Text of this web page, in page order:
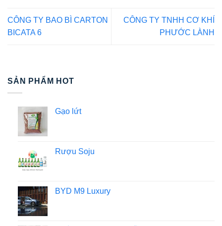
CÔNG TY BAO BÌ CARTON
BICATA 6
CÔNG TY TNHH CƠ KHÍ
PHƯỚC LÀNH
SẢN PHẨM HOT
Gạo lứt
Rượu Soju
BYD M9 Luxury